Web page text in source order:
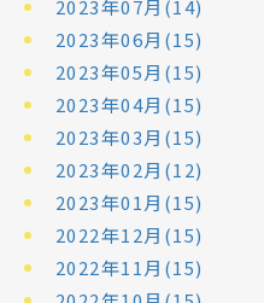
2023年07月(14)
2023年06月(15)
2023年05月(15)
2023年04月(15)
2023年03月(15)
2023年02月(12)
2023年01月(15)
2022年12月(15)
2022年11月(15)